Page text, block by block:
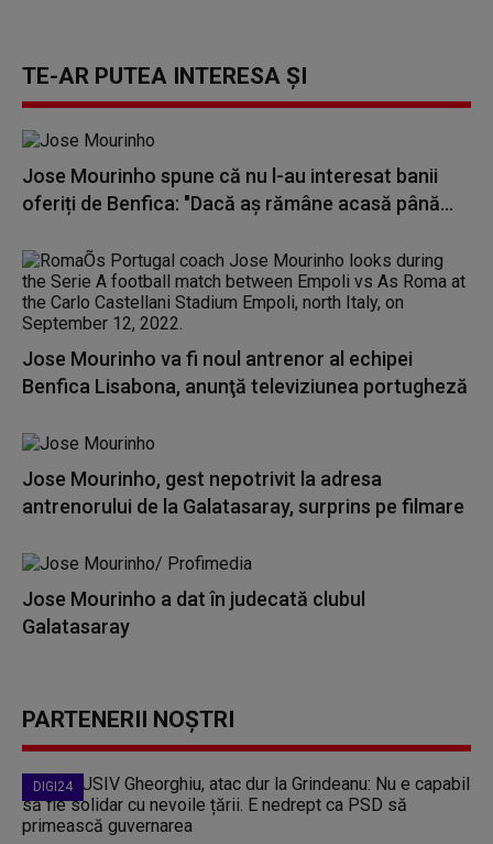
TE-AR PUTEA INTERESA ȘI
Jose Mourinho spune că nu l-au interesat banii
oferiți de Benfica: "Dacă aş rămâne acasă până...
Jose Mourinho va fi noul antrenor al echipei
Benfica Lisabona, anunţă televiziunea portugheză
Jose Mourinho, gest nepotrivit la adresa
antrenorului de la Galatasaray, surprins pe filmare
Jose Mourinho a dat în judecată clubul
Galatasaray
PARTENERII NOȘTRI
DIGI24